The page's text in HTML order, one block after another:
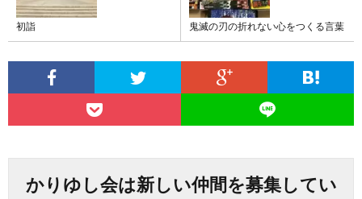
初詣 鬼滅の刃の折れない心をつくる言葉
かりゆし会は新しい仲間を募集してい